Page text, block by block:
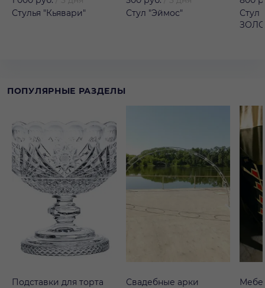
Стулья "Кьявари"
Стул "Эймос"
Стул
ПОПУЛЯРНЫЕ РАЗДЕЛЫ
Подставки для торта Свадебные арки